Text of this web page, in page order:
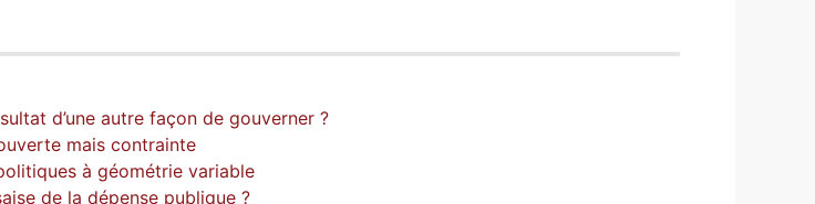
d’une autre façon de gouverner ?
mais contrainte
à géométrie variable
de la dépense publique ?